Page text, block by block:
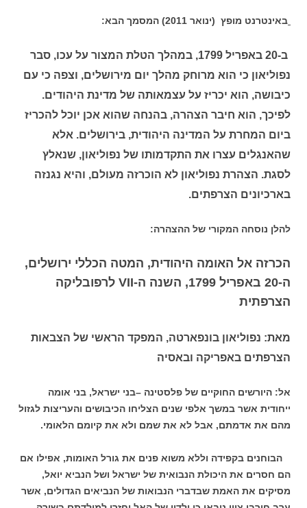
באינטרנט מופץ (ינואר 2011) המסמך הבא:
ב-20 באפריל 1799, במהלך הטלת המצור על עכו, סבר
נפוליאון כי הוא מרוחק מהלך יום מירושלים, וצפה כי עם
כיבושה, הוא יכריז על עצמאותה של מדינת היהודים.
לפיכך, הוא חיבר הצהרה, בהנחה שהוא אכן יוכל להכריז
ביום המחרת על המדינה היהודית, בירושלים. אלא
שהאנגלים עצרו את התקדמותו של נפוליאון, שנאלץ
לסגת. הצהרת נפוליאון לא הוכרזה מעולם, והיא נגנזה
בארכיונים הצרפתים.
להלן נוסחה המקורי של ההצהרה:
הכרזה אל האומה היהודית, המטה הכללי ירושלים,
ה-20 באפריל 1799, השנה ה-VII לרפובליקה
הצרפתית
מאת: נפוליאון בונפארטה, המפקד הראשי של הצבאות
הצרפתים באפריקה ובאסיה
אל: היורשים החוקיים של פלסטינה –בני ישראל, בני אומה
ייחודית אשר במשך אלפי שנים הצליחו הכיבושים והעריצות לגזול
מהם את אדמתם, אבל לא את שמם ולא את קיומם הלאומי.
הבוחנים בקפידה וללא משוא פנים את גורל האומות, אפילו אם
הם חסרים את היכולת הנבואית של ישראל ושל הנביא יואל,
מסיקים את האמת שבדברי הנבואות של הנביאים הגדולים, אשר